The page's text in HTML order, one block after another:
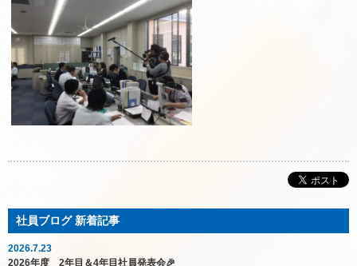
2026.7.23
2026年度 2年目＆4年目社員発表会🎉